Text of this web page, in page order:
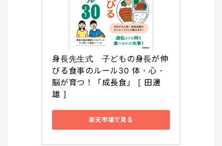
身長先生式　子どもの身長が伸
びる食事のルール30 体・心・
脳が育つ！「成長食」 [ 田邊
雄 ]
楽天市場で見る